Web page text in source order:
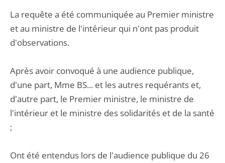
La requête a été communiquée au Premier ministre
et au ministre de l'intérieur qui n'ont pas produit
d'observations.
Après avoir convoqué à une audience publique,
d'une part, Mme BS... et les autres requérants et,
d'autre part, le Premier ministre, le ministre de
l'intérieur et le ministre des solidarités et de la santé
;
Ont été entendus lors de l'audience publique du 26